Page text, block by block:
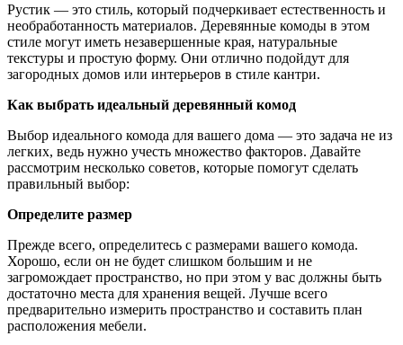
Рустик — это стиль, который подчеркивает естественность и
необработанность материалов. Деревянные комоды в этом
стиле могут иметь незавершенные края, натуральные
текстуры и простую форму. Они отлично подойдут для
загородных домов или интерьеров в стиле кантри.
Как выбрать идеальный деревянный комод
Выбор идеального комода для вашего дома — это задача не из
легких, ведь нужно учесть множество факторов. Давайте
рассмотрим несколько советов, которые помогут сделать
правильный выбор:
Определите размер
Прежде всего, определитесь с размерами вашего комода.
Хорошо, если он не будет слишком большим и не
загромождает пространство, но при этом у вас должны быть
достаточно места для хранения вещей. Лучше всего
предварительно измерить пространство и составить план
расположения мебели.